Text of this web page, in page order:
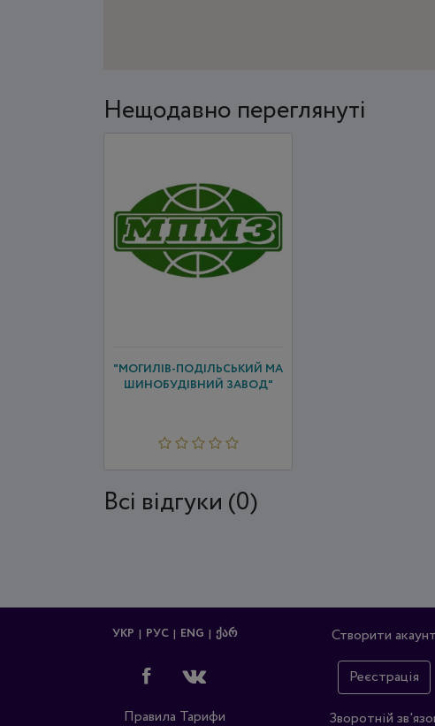
Нещодавно переглянуті
"МОГИЛІВ-ПОДІЛЬСЬКИЙ МА
ШИНОБУДІВНИЙ ЗАВОД"
Всi відгуки (0)
УКР РУС ENG ᲥᲐᲠ
Правила Тарифи
Створити акаунт
Реєстрація
Зворотній